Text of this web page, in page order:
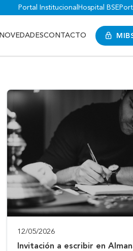
Portal Institucional Hospital BSE
NOVEDADESCONTACTO
12/05/2026
Invitación a escribir en